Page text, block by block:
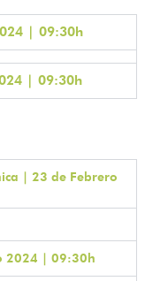
| 09:30h
| 09:30h
| 23 de Febrero
2024 | 09:30h